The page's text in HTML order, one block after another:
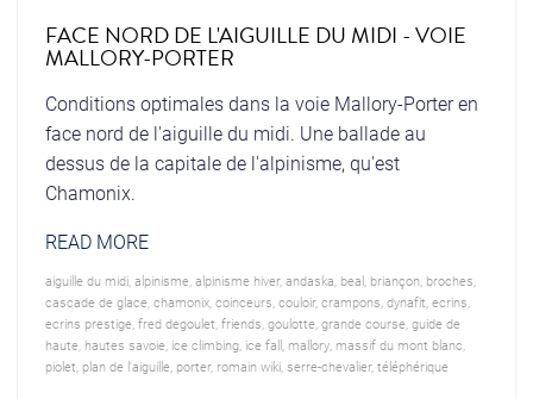
FACE NORD DE L'AIGUILLE DU MIDI - VOIE
MALLORY-PORTER
Conditions optimales dans la voie Mallory-Porter en
face nord de l'aiguille du midi. Une ballade au
dessus de la capitale de l'alpinisme, qu'est
Chamonix.
READ MORE
aiguille du midi, alpinisme, alpinisme hiver, andaska beal, briançon broches
cascade de glace, chamonix, coinceurs couloir, crampons dynafit ecrins
ecrins prestige, fred degoulet friends goulotte, grande course, guide de
haute, hautes savoie, ice climbing, ice fall, mallory, massif du mont blanc
piolet plan de l'aiguille, porter, romain wiki, serre-chevalier, téléphérique